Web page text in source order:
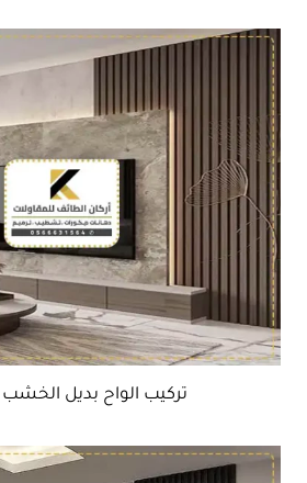
تركيب الواح بديل